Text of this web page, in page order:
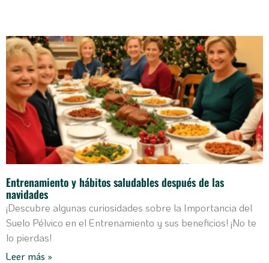
Entrenamiento y hábitos saludables después de las
navidades
¡Descubre algunas curiosidades sobre la Importancia del
Suelo Pélvico en el Entrenamiento y sus beneficios! ¡No te
lo pierdas!
Leer más »